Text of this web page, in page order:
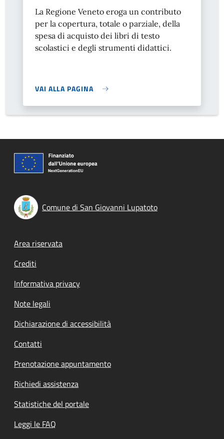
La Regione Veneto eroga un contributo
per la copertura, totale o parziale, della
spesa di acquisto dei libri di testo
scolastici e degli strumenti didattici.
VAI ALLA PAGINA
Comune di San Giovanni Lupatoto
Footer menu
Area riservata
Crediti
Informativa privacy
Note legali
Dichiarazione di accessibilità
Contatti
Prenotazione appuntamento
Richiedi assistenza
Statistiche del portale
Leggi le FAQ